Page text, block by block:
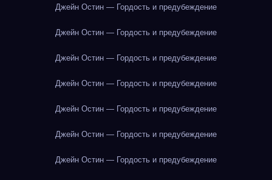
Джейн Остин — Гордость и предубеждение
Джейн Остин — Гордость и предубеждение
Джейн Остин — Гордость и предубеждение
Джейн Остин — Гордость и предубеждение
Джейн Остин — Гордость и предубеждение
Джейн Остин — Гордость и предубеждение
Джейн Остин — Гордость и предубеждение